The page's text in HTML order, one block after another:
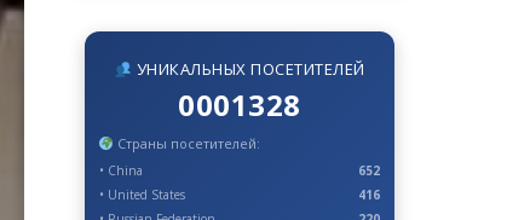
УНИКАЛЬНЫХ ПОСЕТИТЕЛЕЙ
0001328
Страны посетителей:
• China
652
• United States
416